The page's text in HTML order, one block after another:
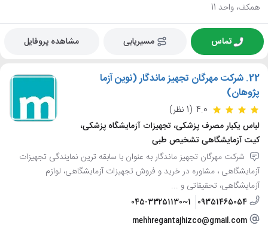
همکف، واحد 11
تماس مسیریابی مشاهده پروفایل
22. شرکت مهرگان تجهیز ماندگار (نوین آزما
پژوهان)
4.0 (1 نظر)
لباس یکبار مصرف پزشکی، تجهیزات آزمایشگاه پزشکی،
کیت آزمایشگاهی تشخیص طبی
شرکت مهرگان تجهیز ماندگار به عنوان با سابقه ترین نمایندگی تجهیزات
آزمایشگاهی ، مشاوره در خرید و فروش تجهیزات آزمایشگاهی، لوازم
آزمایشگاهی، تحقیقاتی و ...
09351465054
045-33251130~1
mehhregantajhizco@gmail.com